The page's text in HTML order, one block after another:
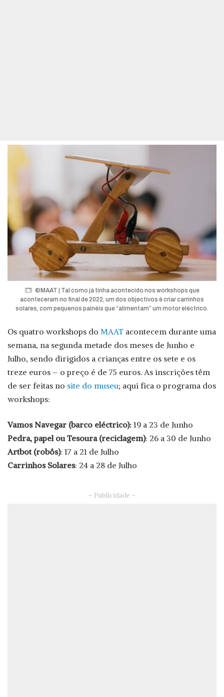
©MAAT | Tal como já tinha acontecido nos workshops que
aconteceram no final de 2022, um dos objectivos é criar carrinhos
solares, com pequenos painéis que “alimentam” um motor eléctrico.
Os quatro workshops do MAAT acontecem durante uma
semana, na segunda metade dos meses de Junho e
Julho, sendo dirigidos a crianças entre os sete e os
treze euros – o preço é de 75 euros. As inscrições têm
de ser feitas no site do museu; aqui fica o programa dos
workshops:
Vamos Navegar (barco eléctrico): 19 a 23 de Junho
Pedra, papel ou Tesoura (reciclagem): 26 a 30 de Junho
Artbot (robôs): 17 a 21 de Julho
Carrinhos Solares: 24 a 28 de Julho
– Publicidade –